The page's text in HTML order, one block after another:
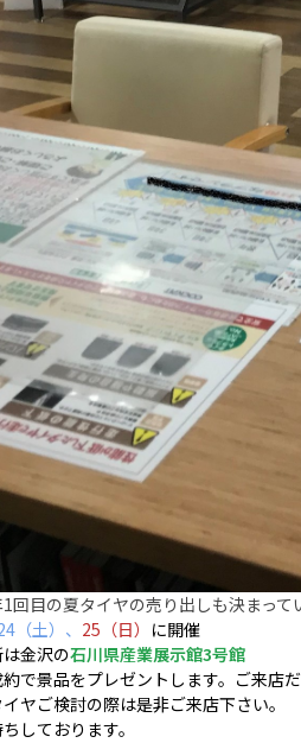
回目の夏タイヤの売り出しも決まって
（土）、 25（日） に開催
金沢の石川県産業展示館3号館
で景品をプレゼントします。 ご来店
ヤご検討の際は是非ご来店下さい。
しております。